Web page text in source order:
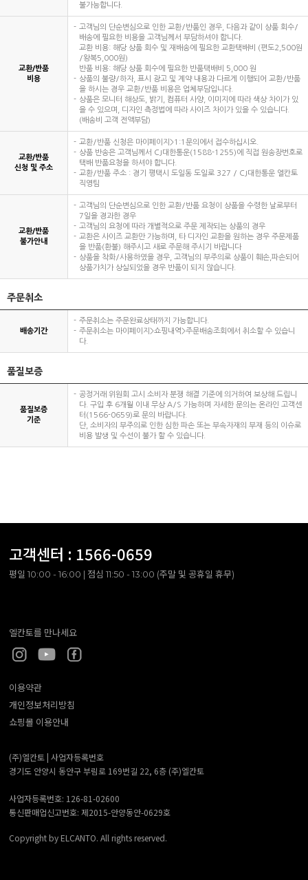
불가능합니다.
교환/반품
비용
고객님의 단순변심으로 인한 교환/반품인 경우, 다음과 같이 상품 회수/
배송에 필요한 비용을 고객님께서 부담하셔야 합니다.
교환 비용: 해당 상품 회수 및 재배송에 필요한 교환택배비 (편도2,500원
/왕복5,000원)
반품 비용: 해당 상품 회수에 필요한 반품택배비 5,000 원
상품의 불량/하자, 표시 광고 및 계약 내용과 다르게 이행되어 교환/반품
을 하시는 경우 교환/반품 비용은 업체부담입니다.
상품은 모니터 해상도, 밝기, 컴퓨터 사양, 이미지에 따라 색상 차이가 있
을 수 있으며, 디자인 측정법에 따라 사이즈 차이가 있을 수 있습니다.
(배송비 고객 전액부담)
교환/반품
신청 및 주소
교환/반품 신청은 마이페이지>1:1문의에서 접수하십시오.
상품 반송은 고객님께서 CJ대한통운(1588-1255)에 직접 원송장번호로
택배 반품요청을 하셔야 합니다.
교환/반품 주소 : 경기 평택시 도일동 도일로 327 / CJ대한통운 엘칸토
직영팀
교환/반품
불가안내
고객님의 단순변심으로 인한 교환/반품 요청이 상품을 수령한 날로부터
7일을 경과한 경우
고객님의 요청에 따라 개별적으로 주문 제작되는 상품의 경우
교환은 사이즈 교환만 가능하며, 타 디자인 교환을 원하는 경우 주문제품
을 반품(환불) 해주시고 새로 주문해 주시기 바랍니다
상품을 착화/사용하였을 경우, 고객님의 부주의로 상품이 훼손,파손되어
상품가치가 상실되었을 경우 반품이 되지 않습니다.
주문취소
배송기간
주문취소는 주문완료상태까지 가능합니다.
주문취소는 마이페이지>쇼핑내역>주문배송조회에서 취소할 수 있습니
다.
품질보증
품질보증
기준
공정거래 위원회 고시 소비자 분쟁 해결 기준에 의거하여 보상해 드립니
다. 구입 후 6개월 이내 무상 A/S 가능하며 자세한 문의는 온라인 고객센
터(1566-0659)로 문의 바랍니다.
단, 소비자의 부주의로 인한 심한 파손 또는 부속자재의 부재 등의 이슈로
비용 발생 및 수선이 불가 할 수 있습니다.
고객센터 : 1566-0659
평일 10:00 - 16:00 | 점심 11:50 - 13:00 (주말 및 공휴일 휴무)
엘칸토를 만나세요
이용약관
개인정보처리방침
쇼핑몰 이용안내
(주)엘칸토 | 사업자등록번호
경기도 안양시 동안구 부림로 169번길 22, 6층 (주)엘칸토
사업자등록번호: 126-81-02600
통신판매업신고번호: 제2015-안양동안-0629호
Copyright by ELCANTO. All rights reserved.